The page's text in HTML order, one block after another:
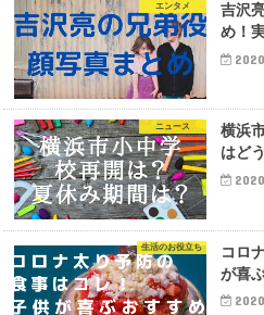
エンタメ
吉沢
め！
ニュース
横浜
はど
生活のお役立ち
コロ
が喜